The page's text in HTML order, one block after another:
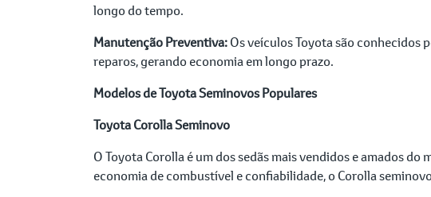
longo do tempo.
Manutenção Preventiva:Os veículos Toyota são conhecidos
reparos, gerando economia em longo prazo.
Modelos de Toyota Seminovos Populares
Toyota Corolla Seminovo
O Toyota Corolla é um dos sedãs mais vendidos e amados
economia de combustível e confiabilidade, o Corolla